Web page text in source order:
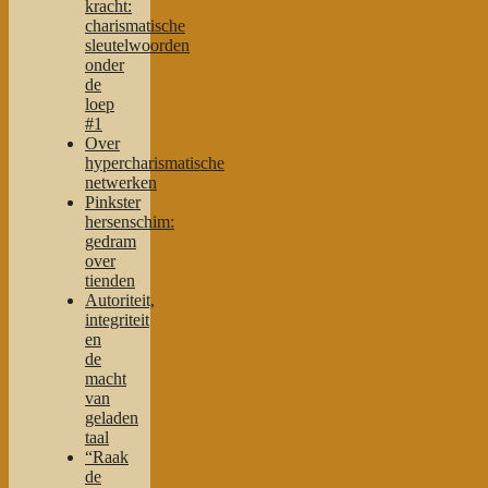
kracht:
charismatische
sleutelwoorden
onder
de
loep
#1
Over
hypercharismatische
netwerken
Pinkster
hersenschim:
gedram
over
tienden
Autoriteit,
integriteit
en
de
macht
van
geladen
taal
“Raak
de